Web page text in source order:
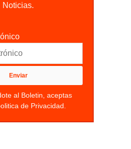
Noticias.
al Boletin, aceptas
de Privacidad.